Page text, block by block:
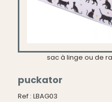
sac à linge ou de
puckator
Ref : LBAG03